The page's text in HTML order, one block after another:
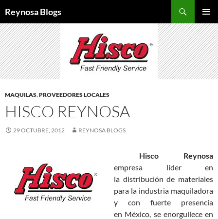
Reynosa Blogs
MENÚ
AL
CONTENIDO
MAQUILAS,PROVEEDORES LOCALES
HISCO REYNOSA
29 OCTUBRE, 2012 REYNOSA BLOGS
Hisco Reynosa
empresa líder en
la distribución de materiales
para la industria maquiladora
y con fuerte presencia
en México, se enorgullece en